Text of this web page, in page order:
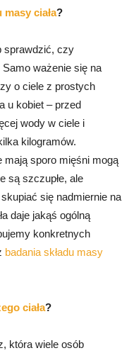
masy ciała?
sprawdzić, czy
ważenie się na
o ciele z prostych
u kobiet – przed
wody w ciele i
kilogramów.
mają sporo mięśni mogą
są szczupłe, ale
się nadmiernie na
daje jakąś ogólną
konkretnych
badania składu masy
ciała?
która wiele osób